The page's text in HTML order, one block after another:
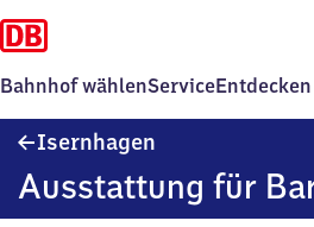
Bahnhof wählenServiceEntdecken
Isernhagen
Ausstattung für